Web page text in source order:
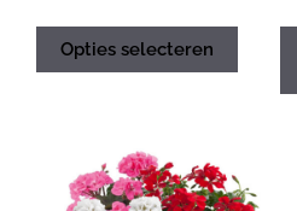
Opties selecteren